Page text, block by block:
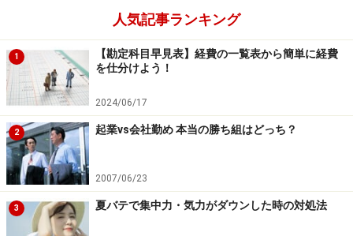
人気記事ランキング
1
【勘定科目早見表】経費の一覧表から簡単に経費
を仕分けよう！
2024/06/17
2 起業vs会社勤め 本当の勝ち組はどっち？
2007/06/23
3 夏バテで集中力・気力がダウンした時の対処法